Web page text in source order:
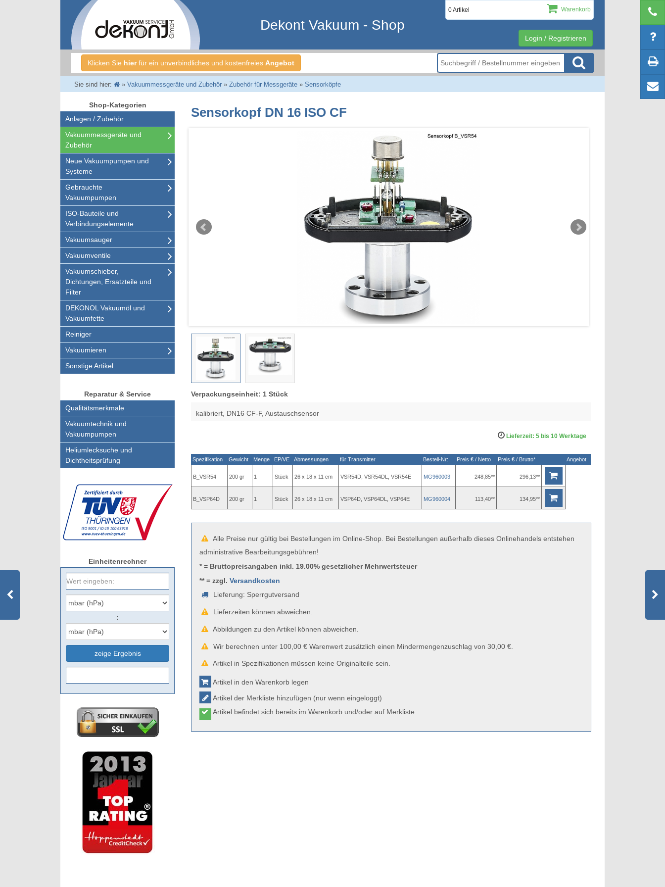
Login / Registrieren
0 Artikel Warenkorb
Dekont Vakuum - Shop
Klicken Sie hierfür ein unverbindliches und kostenfreies Angebot
Sie sind hier: » Vakuummessgeräte und Zubehör» Zubehör für Messgeräte» Sensorköpfe
Shop-Kategorien
Anlagen / Zubehör
Vakuummessgeräte und
Zubehör
Neue Vakuumpumpen und
Systeme
Gebrauchte
Vakuumpumpen
ISO-Bauteile und
Verbindungselemente
Vakuumsauger
Vakuumventile
Vakuumschieber,
Dichtungen, Ersatzteile und
Filter
DEKONOL Vakuumöl und
Vakuumfette
Reiniger
Vakuumieren
Sonstige Artikel
Reparatur & Service
Qualitätsmerkmale
Vakuumtechnik und
Vakuumpumpen
Heliumlecksuche und
Dichtheitsprüfung
Einheitenrechner
:
zeige Ergebnis
Sensorkopf DN 16 ISO CF
Verpackungseinheit: 1 Stück
kalibriert, DN16 CF-F, Austauschsensor
Lieferzeit: 5 bis 10 Werktage
Spezifikation Gewicht Menge EP/VE Abmessungen für Transmitter Bestell-Nr: Preis € / Netto Preis € / Brutto* Angebot
B_VSR54 200 gr 1 Stück 26 x 18 x 11 cm VSR54D, VSR54DL, VSR54E MG960003 248,85** 296,13**
B_VSP64D 200 gr 1 Stück 26 x 18 x 11 cm VSP64D, VSP64DL, VSP64E MG960004 113,40** 134,95**
Alle Preise nur gültig bei Bestellungen im Online-Shop. Bei Bestellungen außerhalb dieses Onlinehandels entstehen
administrative Bearbeitungsgebühren!
* = Bruttopreisangaben inkl. 19.00% gesetzlicher Mehrwertsteuer
** = zzgl.Versandkosten
Lieferung: Sperrgutversand
Lieferzeiten können abweichen.
Abbildungen zu den Artikel können abweichen.
Wir berechnen unter 100,00 € Warenwert zusätzlich einen Mindermengenzuschlag von 30,00 €.
Artikel in Spezifikationen müssen keine Originalteile sein.
Artikel in den Warenkorb legen
Artikel der Merkliste hinzufügen (nur wenn eingeloggt)
Artikel befindet sich bereits im Warenkorb und/oder auf Merkliste